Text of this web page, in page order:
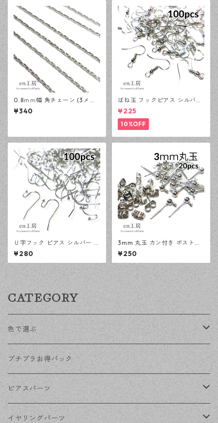
0.8ｍｍ幅 角チェーン (3メー
トル) シルバー アクセサリー
パーツ 基礎パーツ ハンドメイ
¥340
ばね玉 フックピアス シルバー
100ピース 釣針型 大容量 プチ
プラパーツ 【en工房】
¥225
10%OFF
Ｕ字フック ピアス シルバー 1
00ピース 釣針型 大容量 プチ
プラパーツ 【en工房】
¥280
3mm 丸玉 カン付き ポストピ
アス シルバー 20ピース 金属
キャッチ ピアス 【en工房】
¥250
CATEGORY
色で選ぶ
KCゴールド
ゴールド
シルバー
プチプラお得パック
ピアスパーツ
ポストピアス
イヤリングパーツ